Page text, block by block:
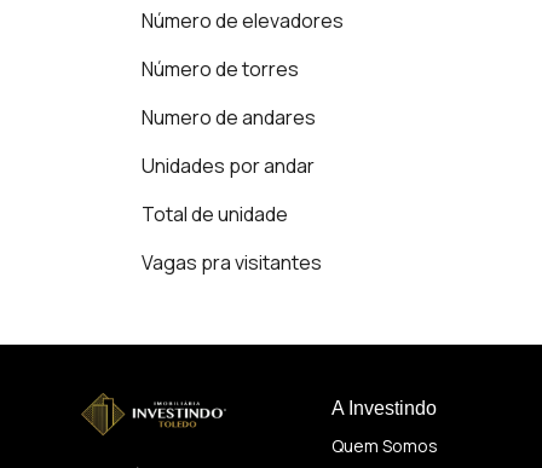
Número de elevadores
Número de torres
Numero de andares
Unidades por andar
Total de unidade
Vagas pra visitantes
A Investindo
Quem Somos